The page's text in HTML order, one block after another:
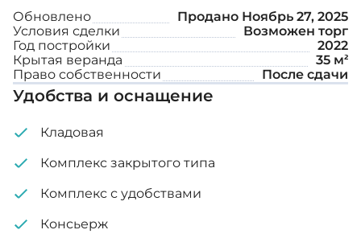
обширные спа-зоны, крытый и открытый
бассейны, тренажерные залы, теннисный корт,
подземную парковку и закрытый доступ под
скрытым наблюдением, обеспечат комфорт для
жителей комплекса.
Преимущества проекта:
Эксклюзивная жизнь на берегу моря в
Обновлено Продано Ноябрь 27, 2025
Условия сделки
Возможен торг
Год постройки
2022
Крытая веранда
35 м²
Право собственности
После сдачи
Удобства и оснащение
Кладовая
Комплекс закрытого типа
Комплекс с удобствами
Консьерж